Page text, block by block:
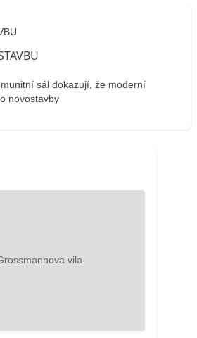
sál dokazují, že moderní
novostavby